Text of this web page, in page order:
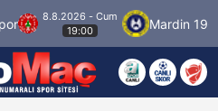
8.8.2026 - Cum
19:00
Mardin 1969